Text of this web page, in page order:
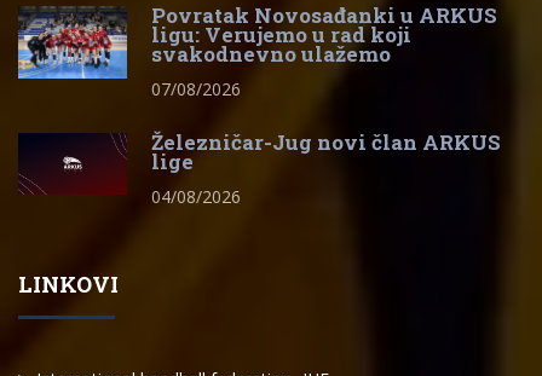
Povratak Novosađanki u ARKUS
ligu: Verujemo u rad koji
svakodnevno ulažemo
07/08/2026
Železničar-Jug novi član ARKUS
lige
04/08/2026
LINKOVI